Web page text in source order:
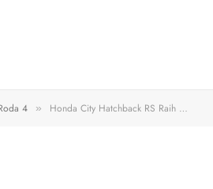
4 » Honda City Hatchback RS Raih Gelar Bergengsi Car of The Year Gridoto Award 2021